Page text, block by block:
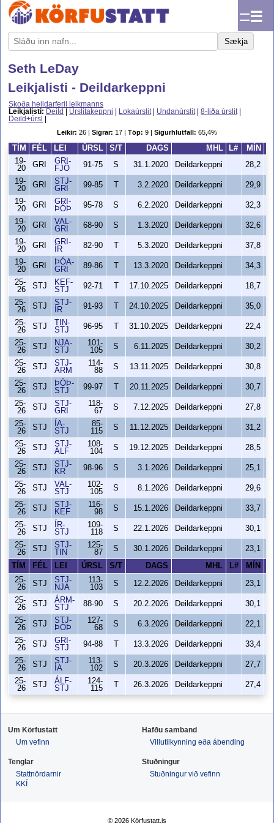
☰
Sækja
Seth LeDay
Leikjalisti - Deildarkeppni
Skoða heildarferil leikmanns
Leikjalisti: Deild Úrslitakeppni Lokaúrslit| Undanúrslit| 8-liða úrslit|
Deild+úrsl
Leikir: 26 | Sigrar: 17 | Töp: 9 | Sigurhlutfall: 65,4%
TÍM FÉL LEI ÚRSL S/T DAGS MHL L# MÍN
19-
20
GRI
GRI-
FJÖ
91-75 S 31.1.2020 Deildarkeppni
28,2
19-
20
GRI
STJ-
GRI
99-85 3.2.2020 Deildarkeppni
29,9
19-
20
GRI
GRI-
ÞÓÞ
95-78 S 6.2.2020 Deildarkeppni
32,3
19-
20
GRI
VAL-
GRI
68-90 S 1.3.2020 Deildarkeppni
32,6
19-
20
GRI
GRI-
ÍR
82-90 5.3.2020 Deildarkeppni
37,8
19-
20
GRI
ÞÓA-
GRI
89-86 13.3.2020 Deildarkeppni
34,3
25-
26
STJ
KEF-
STJ
92-71 17.10.2025 Deildarkeppni
18,7
25-
26
STJ
STJ-
ÍR
91-93 24.10.2025 Deildarkeppni
35,0
25-
26
STJ
TIN-
STJ
96-95 31.10.2025 Deildarkeppni
22,4
25-
26
STJ
NJA-
STJ
101-
105
S 6.11.2025 Deildarkeppni
30,2
25-
26
STJ
STJ-
ÁRM
114-
88
S 13.11.2025 Deildarkeppni
30,8
25-
26
STJ
ÞÓÞ-
STJ
99-97 20.11.2025 Deildarkeppni
30,7
25-
26
STJ
STJ-
GRI
118-
67
S 7.12.2025 Deildarkeppni
27,8
25-
26
STJ
ÍA-
STJ
85-
115
S 11.12.2025 Deildarkeppni
31,2
25-
26
STJ
STJ-
ÁLF
108-
104
S 19.12.2025 Deildarkeppni
28,5
25-
26
STJ
STJ-
KR
98-96 S 3.1.2026 Deildarkeppni
25,1
25-
26
STJ
VAL-
STJ
102-
105
S 8.1.2026 Deildarkeppni
29,6
25-
26
STJ
STJ-
KEF
116-
98
S 15.1.2026 Deildarkeppni
33,7
25-
26
STJ
ÍR-
STJ
109-
118
S 22.1.2026 Deildarkeppni
30,1
25-
26
STJ
STJ-
TIN
125-
87
S 30.1.2026 Deildarkeppni
23,1
TÍM
FÉL LEI ÚRSL S/T DAGS MHL L# MÍN
25-
26
STJ
STJ-
NJA
113-
103
S 12.2.2026 Deildarkeppni
23,1
25-
26
STJ
ÁRM-
STJ
88-90 S 20.2.2026 Deildarkeppni
30,1
25-
26
STJ
STJ-
ÞÓÞ
127-
68
S 6.3.2026 Deildarkeppni
22,1
25-
26
STJ
GRI-
STJ
94-88 13.3.2026 Deildarkeppni
33,4
25-
26
STJ
STJ-
ÍA
113-
102
S 20.3.2026 Deildarkeppni
27,7
25-
26
STJ
ÁLF-
STJ
124-
115
26.3.2026 Deildarkeppni 27,4
Um Körfustatt
Um vefinn
Hafðu samband
Villutilkynning eða ábending
Tenglar
Stattnördarnir
KKÍ
Stuðningur
Stuðningur við vefinn
© 2026 Körfustatt.is